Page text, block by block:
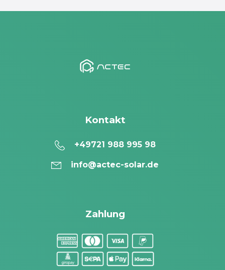
Kontakt
+49721 988 995 98
info@actec-solar.de
Zahlung